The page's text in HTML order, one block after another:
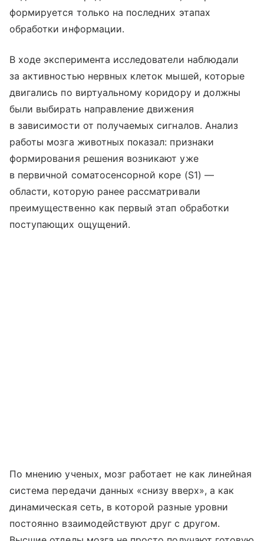
формируется только на последних этапах
обработки информации.
В ходе эксперимента исследователи наблюдали
за активностью нервных клеток мышей, которые
двигались по виртуальному коридору и должны
были выбирать направление движения
в зависимости от получаемых сигналов. Анализ
работы мозга животных показал: признаки
формирования решения возникают уже
в первичной соматосенсорной коре (S1) —
области, которую ранее рассматривали
преимущественно как первый этап обработки
поступающих ощущений.
По мнению ученых, мозг работает не как линейная
система передачи данных «снизу вверх», а как
динамическая сеть, в которой разные уровни
постоянно взаимодействуют друг с другом.